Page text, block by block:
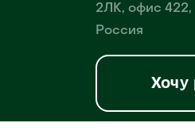
2ЛК, офис 422,
Россия
Хочу